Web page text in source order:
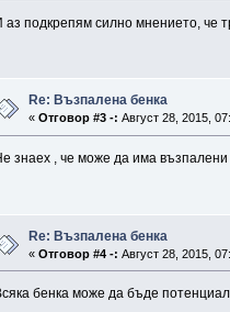
аз подкрепям силно мнението, че
Re: Възпалена бенка
«Отговор #3 -: Август 28, 2015,
знаех , че може да има възпалени
Re: Възпалена бенка
«Отговор #4 -: Август 28, 2015,
бенка може да бъде